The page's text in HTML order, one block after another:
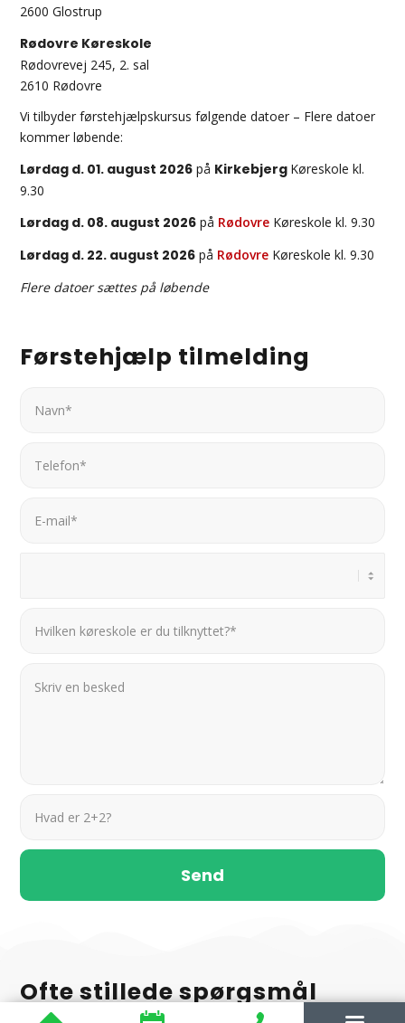
Førstehjælp tilmelding
2600 Glostrup
Rødovre Køreskole
Rødovrevej 245, 2. sal
2610 Rødovre
Vi tilbyder førstehjælpskursus følgende datoer – Flere datoer
kommer løbende:
Lørdag d. 01. august 2026 på Kirkebjerg Køreskole kl.
9.30
Lørdag d. 08. august 2026 på Rødovre Køreskole kl. 9.30
Lørdag d. 22. august 2026 på Rødovre Køreskole kl. 9.30
Flere datoer sættes på løbende
Ofte stillede spørgsmål